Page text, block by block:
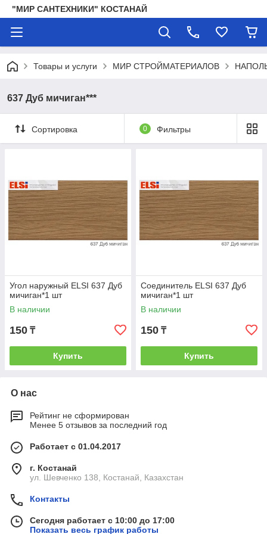
"МИР САНТЕХНИКИ" КОСТАНАЙ
Товары и услуги МИР СТРОЙМАТЕРИАЛОВ
637 Дуб мичиган***
Сортировка 0 Фильтры
Угол наружный ELSI 637 Дуб
мичиган*1 шт
В наличии
150 ₸
Купить
Соединитель ELSI 637 Дуб
мичиган*1 шт
В наличии
150 ₸
Купить
О нас
Рейтинг не сформирован
Менее 5 отзывов за последний год
Работает с 01.04.2017
г. Костанай
ул. Шевченко 138, Костанай, Казахстан
Контакты
Сегодня работает с 10:00 до 17:00
Показать весь график работы